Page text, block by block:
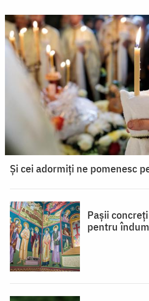
Și cei adormiți ne pomenesc
Pașii
pentru